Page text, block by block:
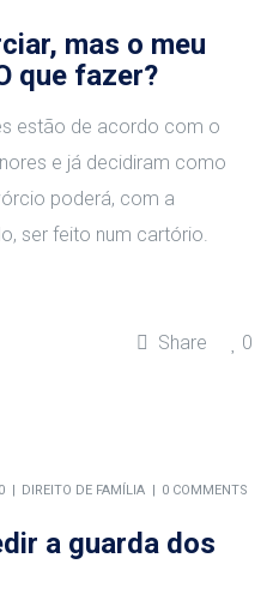
mas o meu
que fazer?
estão de acordo com o
e já decidiram como
poderá, com a
ser feito num cartório.
Share 0
DIREITO DE FAMÍLIA 0 COMMENTS
a guarda dos